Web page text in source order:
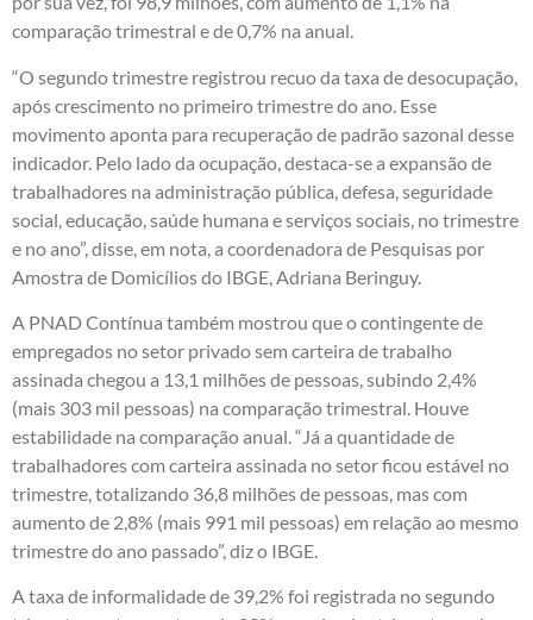
comparação trimestral e de 0,7% na anual.
“O segundo trimestre registrou recuo da taxa de desocupação,
após crescimento no primeiro trimestre do ano. Esse
movimento aponta para recuperação de padrão sazonal desse
indicador. Pelo lado da ocupação, destaca-se a expansão de
trabalhadores na administração pública, defesa, seguridade
social, educação, saúde humana e serviços sociais, no trimestre
e no ano”, disse, em nota, a coordenadora de Pesquisas por
Amostra de Domicílios do IBGE, Adriana Beringuy.
A PNAD Contínua também mostrou que o contingente de
empregados no setor privado sem carteira de trabalho
assinada chegou a 13,1 milhões de pessoas, subindo 2,4%
(mais 303 mil pessoas) na comparação trimestral. Houve
estabilidade na comparação anual. “Já a quantidade de
trabalhadores com carteira assinada no setor ficou estável no
trimestre, totalizando 36,8 milhões de pessoas, mas com
aumento de 2,8% (mais 991 mil pessoas) em relação ao mesmo
trimestre do ano passado”, diz o IBGE.
A taxa de informalidade de 39,2% foi registrada no segundo